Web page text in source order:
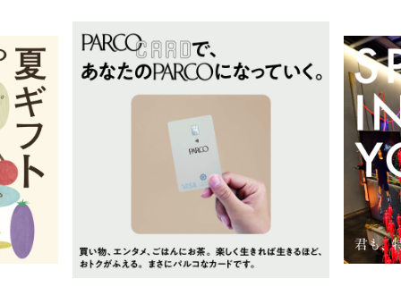
ニュース
レストラン・カフェ
TAX FREE
한국어
ภาษาไทย
日本語